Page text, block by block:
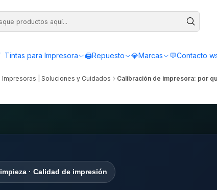
Tintas para Impresora 🖨️Repuesto 💎Marcas 💬Contacto
antes de las 12:00 y recibe el mismo día - Servicio de Lunes a Viernes
| Soluciones y Cuidados Calibración de impresora: por
· Calidad de impresión